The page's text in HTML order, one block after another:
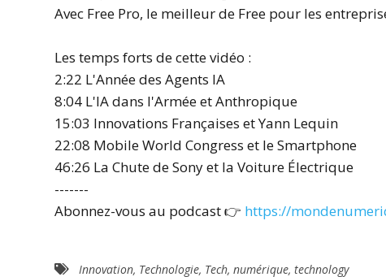
Avec Free Pro, le meilleur de Free pour les
Les temps forts de cette vidéo :
2:22 L'Année des Agents IA
8:04 L'IA dans l'Armée et Anthropique
15:03 Innovations Françaises et Yann Lequin
22:08 Mobile World Congress et le Smartphone
46:26 La Chute de Sony et la Voiture Électrique
-------
Abonnez-vous au podcast 👉 https://
Innovation, Technologie, Tech, numérique, technology